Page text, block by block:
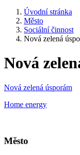
Úvodní stránka
Město
Sociální činnost
Nová zelená
Nová
Nová zelená úsporám
Home energy
Město